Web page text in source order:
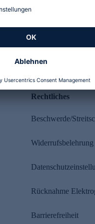
Kundenbewertung
Rechtliches
Beschwerde/
Widerrufsbelehrung
Rücknahme
Barrierefreiheit